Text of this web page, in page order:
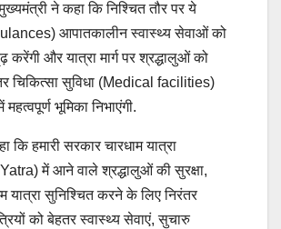
ने कहा कि निश्चित तौर पर ये
आपातकालीन स्वास्थ्य सेवाओं को
और यात्रा मार्ग पर श्रद्धालुओं को
चिकित्सा सुविधा (Medical facilities)
भूमिका निभाएंगी.
कि हमारी सरकार चारधाम यात्रा
में आने वाले श्रद्धालुओं की सुरक्षा,
यात्रा सुनिश्चित करने के लिए निरंतर
को बेहतर स्वास्थ्य सेवाएं, सुचारु